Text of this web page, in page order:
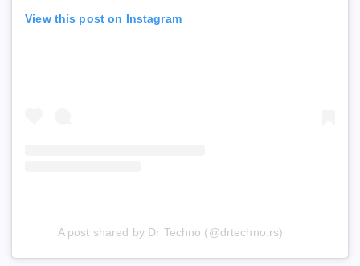
View this post on Instagram
A post shared by Dr Techno (@drtechno.rs)